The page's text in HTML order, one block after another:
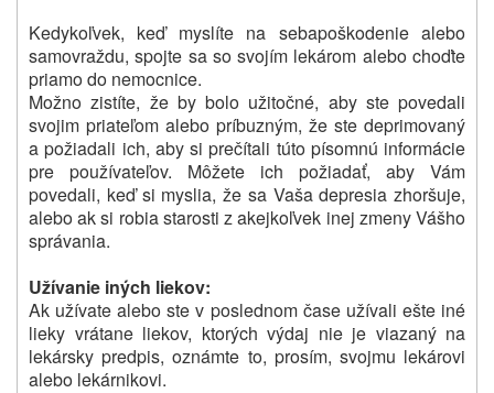
Kedykoľvek, keď myslíte na sebapoškodenie alebo
samovraždu, spojte sa so svojím lekárom alebo choďte
priamo do nemocnice.
Možno zistíte, že by bolo užitočné, aby ste povedali
svojim priateľom alebo príbuzným, že ste deprimovaný
a požiadali ich, aby si prečítali túto písomnú informácie
pre používateľov. Môžete ich požiadať, aby Vám
povedali, keď si myslia, že sa Vaša depresia zhoršuje,
alebo ak si robia starosti z akejkoľvek inej zmeny Vášho
správania.
Užívanie iných liekov:
Ak užívate alebo ste v poslednom čase užívali ešte iné
lieky vrátane liekov, ktorých výdaj nie je viazaný na
lekársky predpis, oznámte to, prosím, svojmu lekárovi
alebo lekárnikovi.